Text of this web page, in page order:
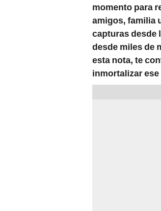
momento para
amigos, familia
capturas desde
desde miles de
esta nota, te
inmortalizar